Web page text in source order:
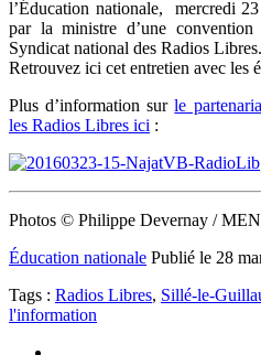
l’Éducation nationale, mercredi
par la ministre d’une
Syndicat national des Radios Libres.
Retrouvez ici cet entretien avec les
Plus d’information surle
les Radios Libres ici :
Photos © Philippe Devernay /
Éducation nationale Publié le 28
Tags : Radios Libres, Sillé-le-
l'information